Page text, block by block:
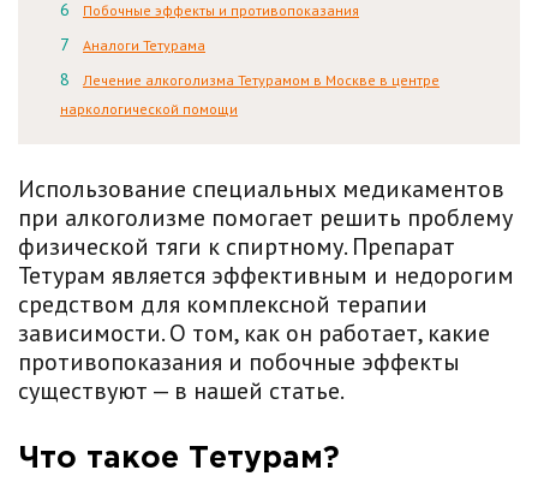
Побочные эффекты и противопоказания
Аналоги Тетурама
Лечение алкоголизма Тетурамом в Москве в центре
наркологической помощи
Использование специальных медикаментов
при алкоголизме помогает решить проблему
физической тяги к спиртному. Препарат
Тетурам является эффективным и недорогим
средством для комплексной терапии
зависимости. О том, как он работает, какие
противопоказания и побочные эффекты
существуют — в нашей статье.
Что такое Тетурам?